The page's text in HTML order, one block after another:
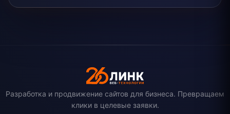
Разработка и продвижение сайтов для бизнеса. Превращаем
клики в целевые заявки.